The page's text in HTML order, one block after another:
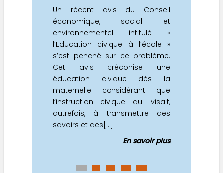
Un récent avis du Conseil
économique, social et
environnemental intitulé «
l’Education civique à l’école »
s’est penché sur ce problème.
Cet avis préconise une
éducation civique dès la
maternelle considérant que
l’instruction civique qui visait,
autrefois, à transmettre des
savoirs et des[...]
En savoir plus
0 1 2 3 4